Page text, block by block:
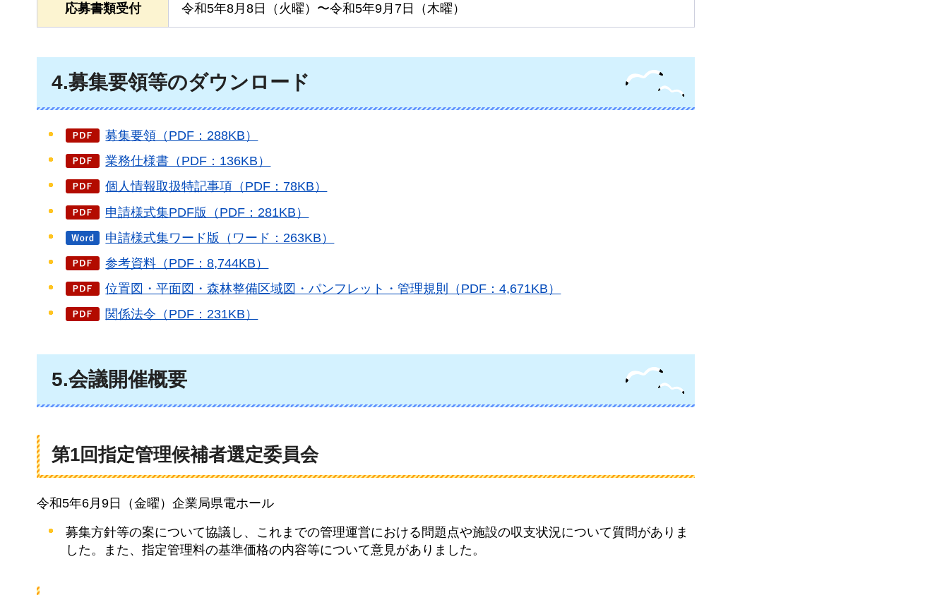
応募書類受付 令和5年8⽉8⽇（火曜）〜令和5年9⽉7⽇（木曜）
4.募集要領等のダウンロード
募集要領（PDF：288KB）
業務仕様書（PDF：136KB）
個人情報取扱特記事項（PDF：78KB）
申請様式集PDF版（PDF：281KB）
申請様式集ワード版（ワード：263KB）
参考資料（PDF：8,744KB）
位置図・平面図・森林整備区域図・パンフレット・管理規則（PDF：4,671KB）
関係法令（PDF：231KB）
5.会議開催概要
第1回指定管理候補者選定委員会
令和5年6月9日（金曜）企業局県電ホール
募集⽅針等の案について協議し、これまでの管理運営における問題点や施設の収支状況について質問がありま
した。また、指定管理料の基準価格の内容等について意見がありました。